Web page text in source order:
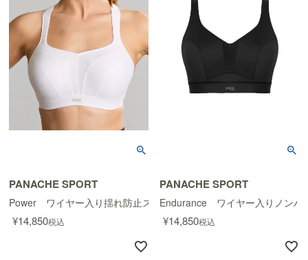
PANACHE SPORT
Power ワイヤー入り揺れ防止スポーツブラ
¥14,850税込
PANACHE SPORT
Endurance ワイヤー入りノンパ
¥14,850税込